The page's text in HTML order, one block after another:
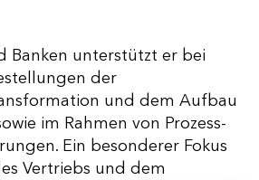
Banken unterstützt er bei
der
und dem Aufbau
im Rahmen von Prozess-
Ein besonderer Fokus
Vertriebs und dem